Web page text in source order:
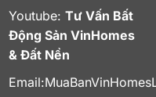
Youtube: Tư Vấn Bất
Động Sản VinHomes
& Đất Nền
Email: